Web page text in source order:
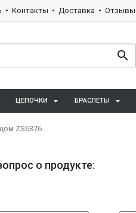
Контакты Доставка Отзывы
ЦЕПОЧКИ БРАСЛЕТЫ
ZS6376
о продукте: